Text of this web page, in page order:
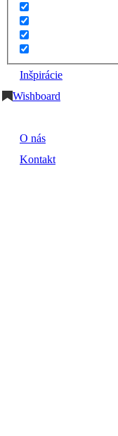
Inšpirácie
Wishboard
O nás
Kontakt